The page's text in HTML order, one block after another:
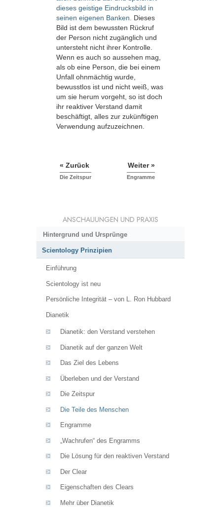
dieses geistige Eindrucksbild in
seinen eigenen Banken. Dieses
Bild ist dem bewussten Rückruf
der Person nicht zugänglich und
untersteht nicht ihrer Kontrolle.
Wenn es auch so aussehen mag,
als ob eine Person, die bei einem
Unfall ohnmächtig wurde,
bewusstlos ist und nicht weiß, was
um sie herum vorgeht, so ist doch
ihr reaktiver Verstand damit
beschäftigt, alles zur zukünftigen
Verwendung aufzuzeichnen.
« Zurück
Die Zeitspur
Weiter »
Engramme
ANSCHAUUNGEN UND PRAXIS
Hintergrund und Ursprünge
Scientology Prinzipien
Einführung
Scientology ist neu
Persönliche Integrität – von L. Ron Hubbard
Dianetik
Dianetik: den Verstand verstehen
Dianetik auf der ganzen Welt
Das Ziel des Lebens
Überleben und der Verstand
Die Zeitspur
Die Teile des Menschen
Engramme
„Wachrufen“ des Engramms
Die Lösung für den reaktiven Verstand
Der Clear
Eigenschaften des Clears
Mehr über Dianetik